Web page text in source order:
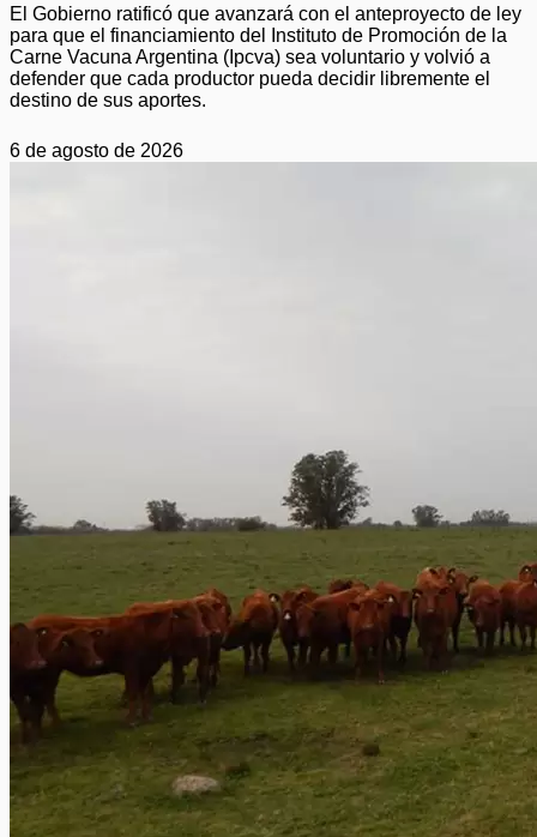
El Gobierno ratificó que avanzará con el anteproyecto de ley
para que el financiamiento del Instituto de Promoción de la
Carne Vacuna Argentina (Ipcva) sea voluntario y volvió a
defender que cada productor pueda decidir libremente el
destino de sus aportes.
6 de agosto de 2026